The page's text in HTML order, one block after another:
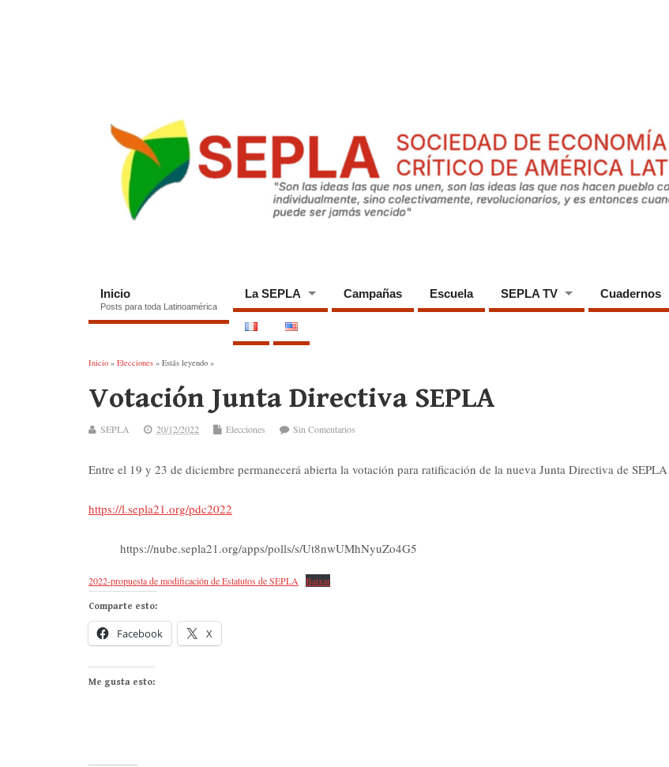
Inicio
Posts para toda Latinoamérica
La SEPLA Campañas Escuela SEPLA TV Cuadernos
Inicio » Elecciones » Estás leyendo »
Votación Junta Directiva SEPLA
SEPLA 20/12/2022 Elecciones Sin Comentarios
Entre el 19 y 23 de diciembre permanecerá abierta la votación para ratificación de la nueva Junta Directiva de SEPLA
https://l.sepla21.org/pdc2022
https://nube.sepla21.org/apps/polls/s/Ut8nwUMhNyuZo4G5
2022-propuesta de modificación de Estatutos de SEPLA Baixar
Comparte esto:
Facebook X
Me gusta esto: